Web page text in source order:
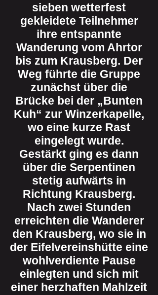
sieben wetterfest
gekleidete Teilnehmer
ihre entspannte
Wanderung vom Ahrtor
bis zum Krausberg. Der
Weg führte die Gruppe
zunächst über die
Brücke bei der „Bunten
Kuh“ zur Winzerkapelle,
wo eine kurze Rast
eingelegt wurde.
Gestärkt ging es dann
über die Serpentinen
stetig aufwärts in
Richtung Krausberg.
Nach zwei Stunden
erreichten die Wanderer
den Krausberg, wo sie in
der Eifelvereinshütte eine
wohlverdiente Pause
einlegten und sich mit
einer herzhaften Mahlzeit